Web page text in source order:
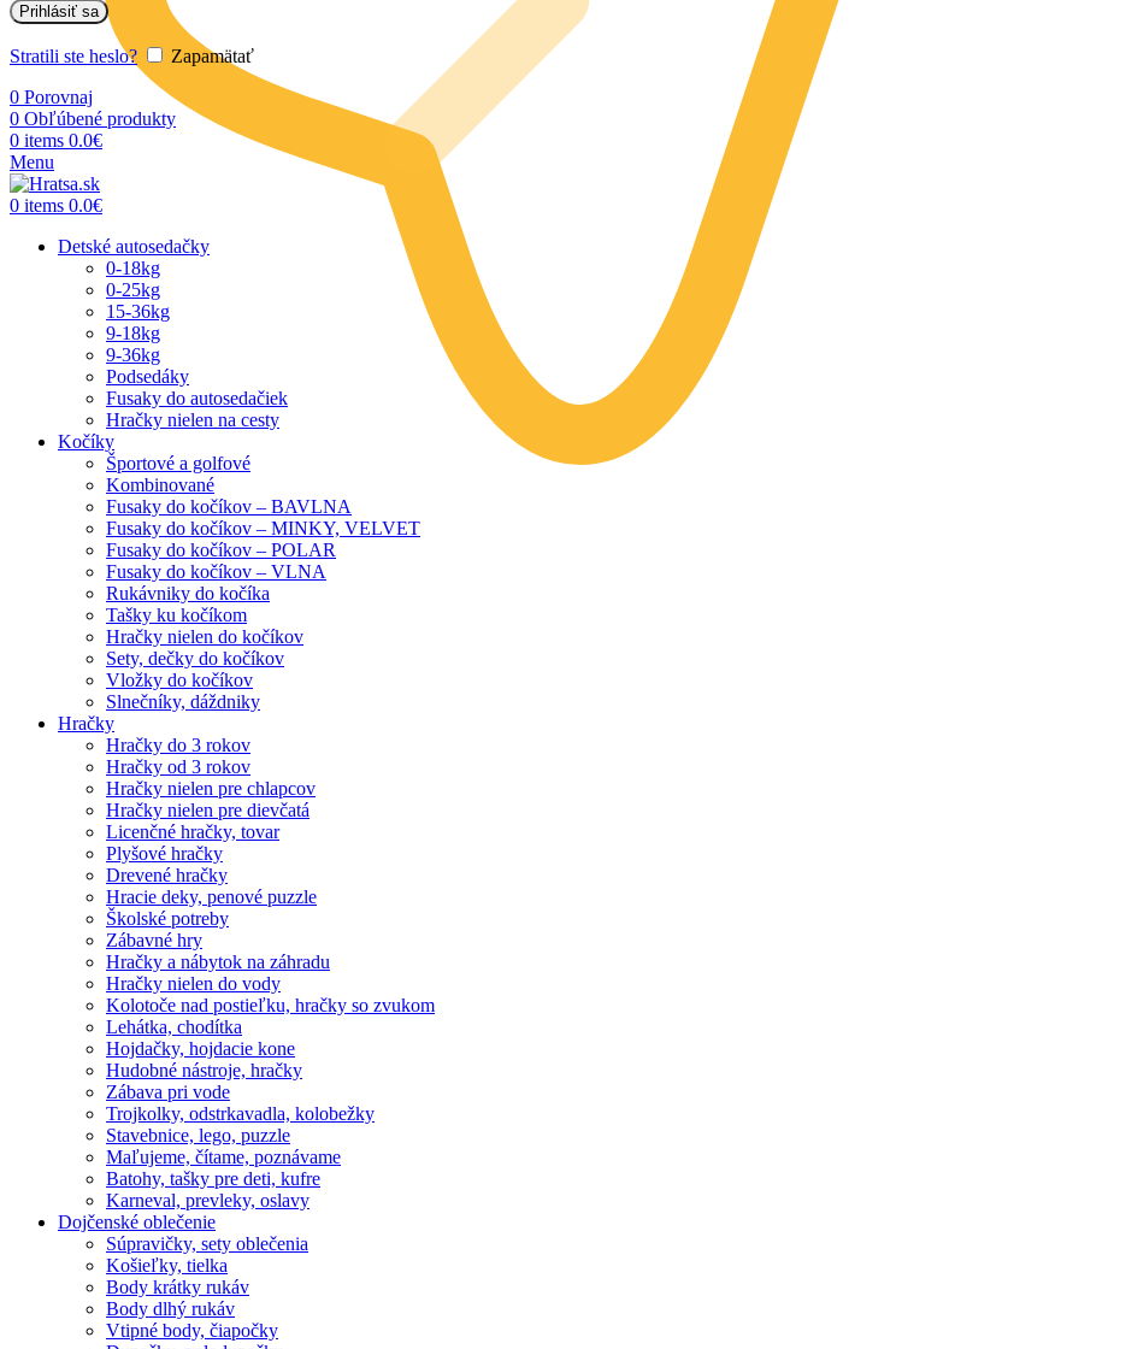
Prihlásiť sa
Stratili ste heslo?
Zapamätať
0 Porovnaj
0 Obľúbené produkty
0 items 0.0€
Menu
0 items 0.0€
Detské autosedačky
0-18kg
0-25kg
15-36kg
9-18kg
9-36kg
Podsedáky
Fusaky do autosedačiek
Hračky nielen na cesty
Kočíky
Športové a golfové
Kombinované
Fusaky do kočíkov – BAVLNA
Fusaky do kočíkov – MINKY, VELVET
Fusaky do kočíkov – POLAR
Fusaky do kočíkov – VLNA
Rukávniky do kočíka
Tašky ku kočíkom
Hračky nielen do kočíkov
Sety, dečky do kočíkov
Vložky do kočíkov
Slnečníky, dáždniky
Hračky
Hračky do 3 rokov
Hračky od 3 rokov
Hračky nielen pre chlapcov
Hračky nielen pre dievčatá
Licenčné hračky, tovar
Plyšové hračky
Drevené hračky
Hracie deky, penové puzzle
Školské potreby
Zábavné hry
Hračky a nábytok na záhradu
Hračky nielen do vody
Kolotoče nad postieľku, hračky so zvukom
Lehátka, chodítka
Hojdačky, hojdacie kone
Hudobné nástroje, hračky
Zábava pri vode
Trojkolky, odstrkavadla, kolobežky
Stavebnice, lego, puzzle
Maľujeme, čítame, poznávame
Batohy, tašky pre deti, kufre
Karneval, prevleky, oslavy
Dojčenské oblečenie
Súpravičky, sety oblečenia
Košieľky, tielka
Body krátky rukáv
Body dlhý rukáv
Vtipné body, čiapočky